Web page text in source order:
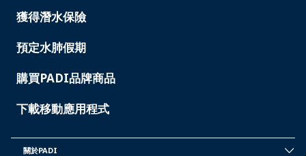
獲得潛水保險
預定水肺假期
購買PADI品牌商品
下載移動應用程式
關於PADI